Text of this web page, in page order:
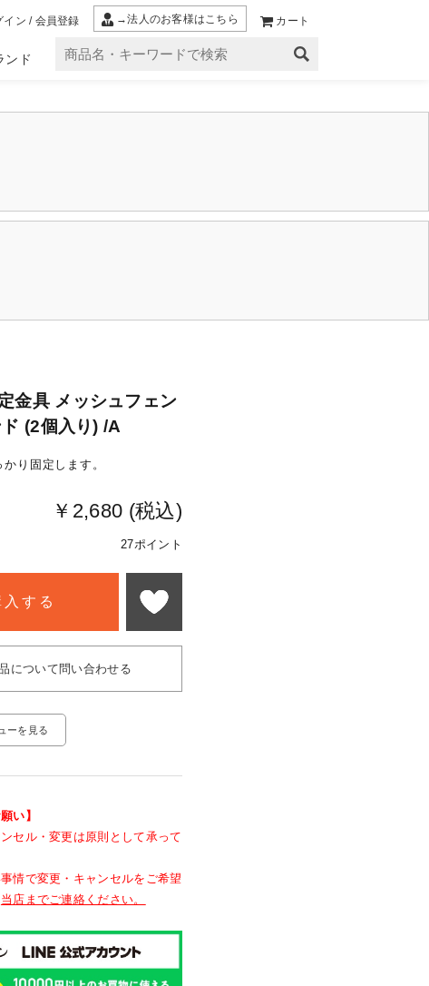
イン / 会員登録 →法人のお客様はこちら カート
ンド
金具 メッシュフェン
(2個入り) /A
り固定します。
￥2,680 (税込)
27ポイント
入する
について問い合わせる
ーを見る
い】
セル・変更は原則として承って
情で変更・キャンセルをご希望
当店までご連絡ください。